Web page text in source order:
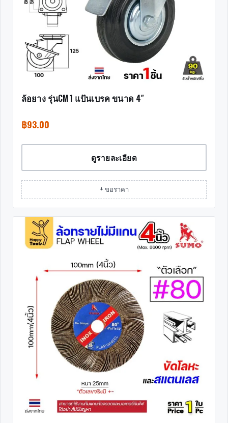
ล้อยาง รุ่นCM1 แป้นเบรค ขนาด 4″
฿93.00
ดูรายละเอียด
+ ขอราคา